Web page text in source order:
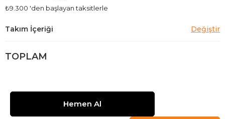
₺9.300 'den başlayan taksitlerle
TOPLAM